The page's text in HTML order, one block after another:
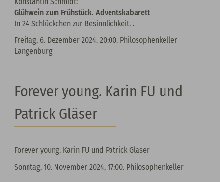
Konstantin Schmidt:
Glühwein zum Frühstück. Adventskabarett
In 24 Schlückchen zur Besinnlichkeit. .
Freitag, 6. Dezember 2024. 20:00. Philosophenkeller
Langenburg
Forever young. Karin FU und
Patrick Gläser
Forever young. Karin FU und Patrick Gläser
Sonntag, 10. November 2024, 17:00. Philosophenkeller